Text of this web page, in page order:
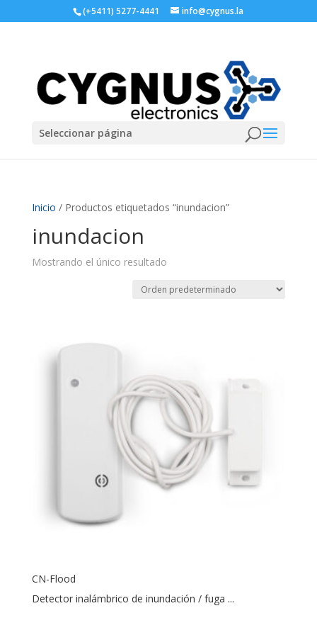
(+5411) 5277-4441 info@cygnus.la
Seleccionar página
Inicio / Productos etiquetados “inundacion”
inundacion
Mostrando el único resultado
CN-Flood
Detector inalámbrico de inundación / fuga ...